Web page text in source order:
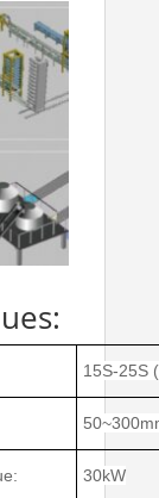
15S-25S
30kW